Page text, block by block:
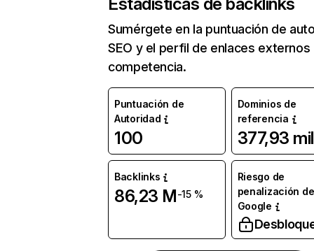
Sumérgete en la puntuación de
SEO y el perfil de enlaces externos
competencia.
Puntuación de
Autoridad
100
Dominios de
referencia
377,93 mil
Backlinks
86,23 M-15 %
Riesgo de
penalización de
Google